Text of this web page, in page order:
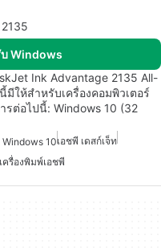
Windows
Ink Advantage 2135 All-
ให้สำหรับเครื่องคอมพิวเตอร์
ต่อไปนี้: Windows 10 (32
10เอชพี เดสก์เจ็ท
ครื่องพิมพ์เอชพี